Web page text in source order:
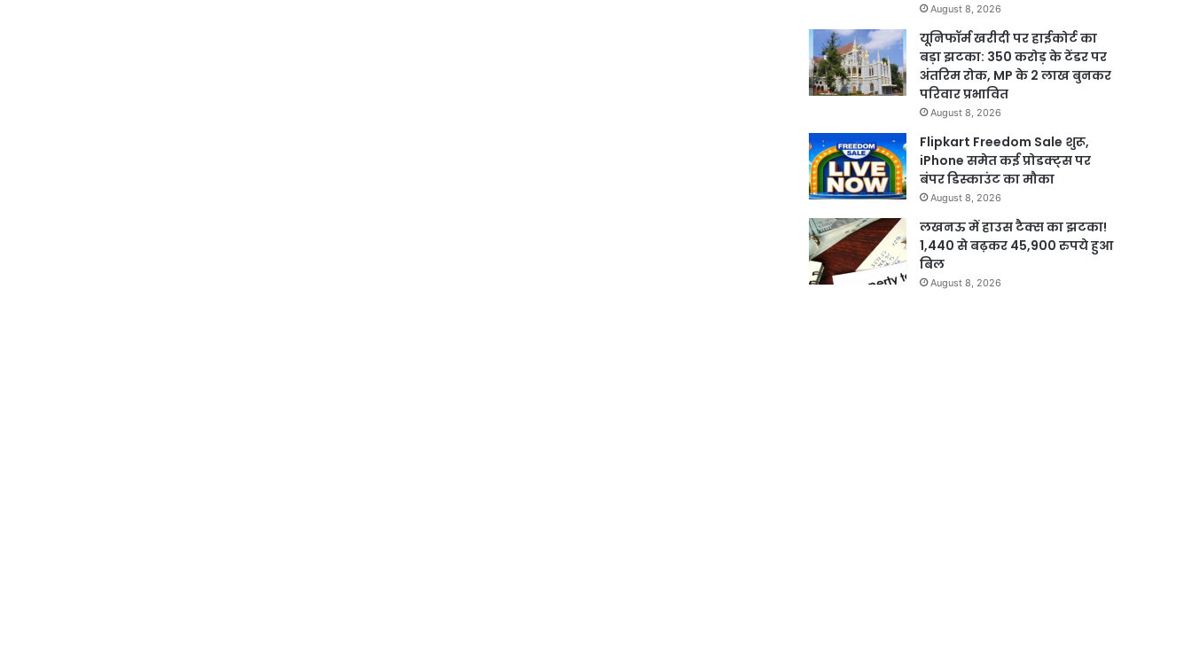
August 8, 2026
यूनिफॉर्म खरीदी पर हाईकोर्ट का
बड़ा झटका: 350 करोड़ के टेंडर पर
अंतरिम रोक, MP के 2 लाख बुनकर
परिवार प्रभावित
August 8, 2026
Flipkart Freedom Sale शुरू,
iPhone समेत कई प्रोडक्ट्स पर
बंपर डिस्काउंट का मौका
August 8, 2026
लखनऊ में हाउस टैक्स का झटका!
1,440 से बढ़कर 45,900 रुपये हुआ
बिल
August 8, 2026